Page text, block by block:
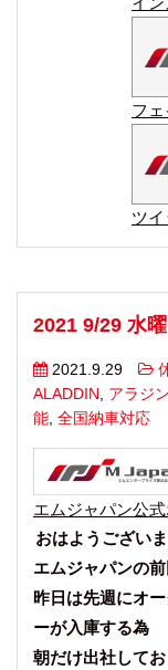
フ
ツ
2021 9/29 水
2021.9.29
ALADDIN , アラジ
能, 全国納車対応
エムジャパン公
おはようござい
エムジャパンの前
昨日は先週にオ
ーが入庫する為
朝だけ出社してお